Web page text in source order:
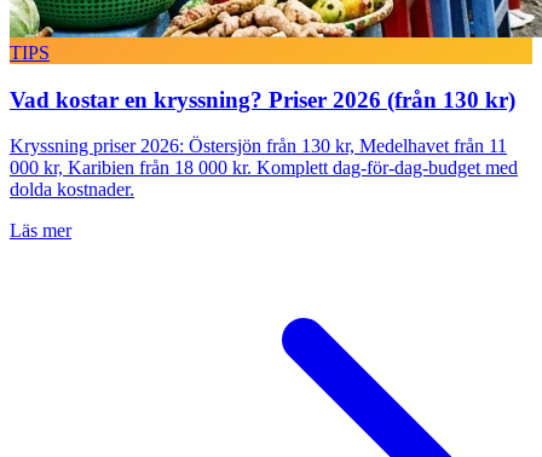
TIPS
Vad kostar en kryssning? Priser 2026 (från 130 kr)
Kryssning priser 2026: Östersjön från 130 kr, Medelhavet från 11
000 kr, Karibien från 18 000 kr. Komplett dag-för-dag-budget med
dolda kostnader.
Läs mer